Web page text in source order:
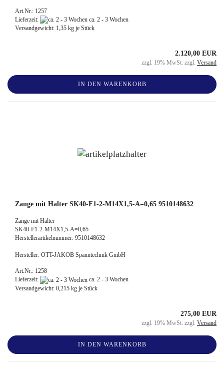
Art.Nr.: 1257
Lieferzeit:
ca. 2 - 3 Wochen
Versandgewicht: 1,35 kg je Stück
2.120,00 EUR
zzgl. 19% MwSt. zzgl. Versand
IN DEN WARENKORB
Zange mit Halter SK40-F1-2-M14X1,5-A=0,65 9510148632
Zange mit Halter
SK40-F1-2-M14X1,5-A=0,65
Herstellerartikelnummer: 9510148632
Hersteller: OTT-JAKOB Spanntechnik GmbH
Art.Nr.: 1258
Lieferzeit:
ca. 2 - 3 Wochen
Versandgewicht: 0,215 kg je Stück
275,00 EUR
zzgl. 19% MwSt. zzgl. Versand
IN DEN WARENKORB